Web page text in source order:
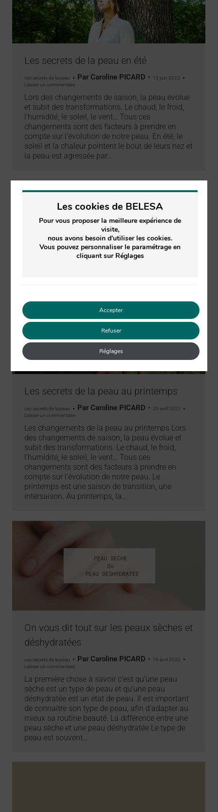
Les secrets de la peau en été
Les secrets de la peau Par Caroline PICARD
13 juin 2022
Laisser un commentaire
Lors des changements de saison, la peau évolue
et subit des transformations. Le chaud, le froid,
l’humidité, le soleil, le vent… Tous ces
changements sont des facteurs à prendre en
compte sur l’évolution de notre peau. En été, le
soleil et la chaleur pointent le bout de leurs nez et
la peau est agressée par…
Les secrets de la peau au printemps
Les secrets de la peau Par Caroline PICARD
29 avril 2022
Laisser un commentaire
Les changements de la peau au printemps Lors
des changements de saison, la peau évolue et
subit des transformations. Le chaud, le froid,
l’humidité, le soleil, le vent… Tous ces
changements sont des facteurs à prendre en
compte sur l’évolution de notre peau. Le
printemps est une saison de transition, une
intersaison. Au printemps, la…
On vous dit tout sur les peaux sèches et
déshydratées
Les secrets de la peau Par Caroline PICARD
19 avril 2022
Laisser un commentaire
La première chose à savoir c’est qu’une peau
sèche est un type de peau et qu’une peau
déshydratée est un état de peau. Il est important
de connaitre son type de peau, afin d’adapter au
mieux sa routine beauté. La différence entre une
peau sèche et une peau déshydratée Le type de
peau est souvent…
Les cookies de BELESA
Pour vous proposer la meilleure expérience de
visite,
nous avons besoin d'utiliser les cookies.
Vous pouvez personnaliser le paramétrage en
cliquant sur Réglages
Accepter
Refuser
Réglages